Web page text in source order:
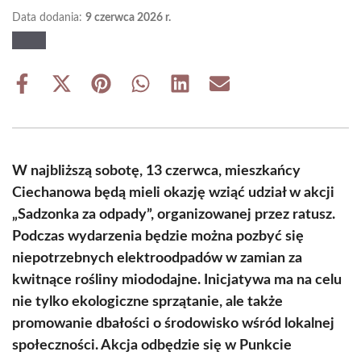
Data dodania: 9 czerwca 2026 r.
Share
Share
(Twitter)
Share Share Share Share
W najbliższą sobotę, 13 czerwca, mieszkańcy
Ciechanowa będą mieli okazję wziąć udział w akcji
„Sadzonka za odpady”, organizowanej przez ratusz.
Podczas wydarzenia będzie można pozbyć się
niepotrzebnych elektroodpadów w zamian za
kwitnące rośliny miododajne. Inicjatywa ma na celu
nie tylko ekologiczne sprzątanie, ale także
promowanie dbałości o środowisko wśród lokalnej
społeczności. Akcja odbędzie się w Punkcie